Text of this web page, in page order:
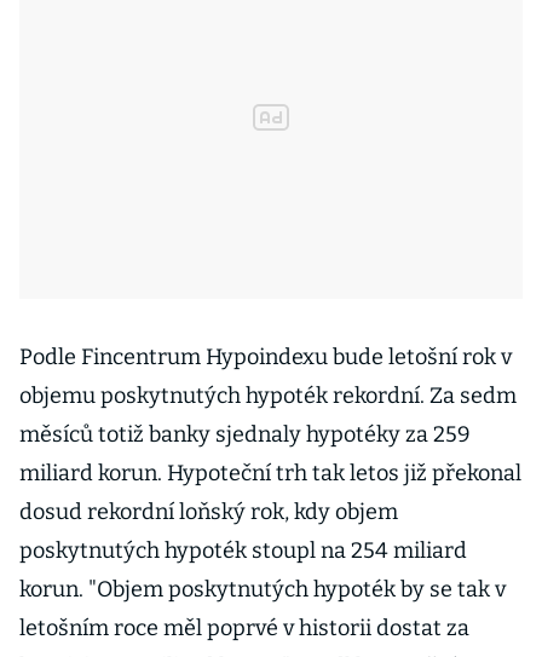
Podle Fincentrum Hypoindexu bude letošní rok v
objemu poskytnutých hypoték rekordní. Za sedm
měsíců totiž banky sjednaly hypotéky za 259
miliard korun. Hypoteční trh tak letos již překonal
dosud rekordní loňský rok, kdy objem
poskytnutých hypoték stoupl na 254 miliard
korun. "Objem poskytnutých hypoték by se tak v
letošním roce měl poprvé v historii dostat za